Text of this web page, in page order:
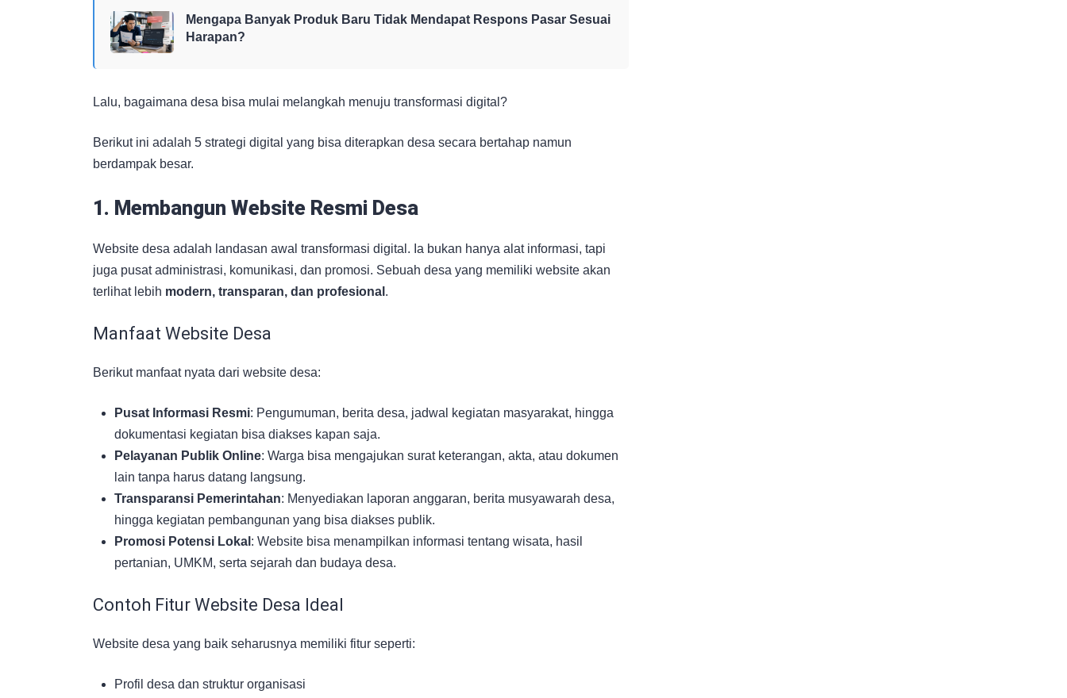
Mengapa Banyak Produk Baru Tidak Mendapat Respons Pasar Sesuai
Harapan?
Lalu, bagaimana desa bisa mulai melangkah menuju transformasi digital?
Berikut ini adalah 5 strategi digital yang bisa diterapkan desa secara bertahap namun
berdampak besar.
1. Membangun Website Resmi Desa
Website desa adalah landasan awal transformasi digital. Ia bukan hanya alat informasi, tapi
juga pusat administrasi, komunikasi, dan promosi. Sebuah desa yang memiliki website akan
terlihat lebih modern, transparan, dan profesional .
Manfaat Website Desa
Berikut manfaat nyata dari website desa:
Pusat Informasi Resmi: Pengumuman, berita desa, jadwal kegiatan masyarakat, hingga
dokumentasi kegiatan bisa diakses kapan saja.
Pelayanan Publik Online: Warga bisa mengajukan surat keterangan, akta, atau dokumen
lain tanpa harus datang langsung.
Transparansi Pemerintahan: Menyediakan laporan anggaran, berita musyawarah desa,
hingga kegiatan pembangunan yang bisa diakses publik.
Promosi Potensi Lokal : Website bisa menampilkan informasi tentang wisata, hasil
pertanian, UMKM, serta sejarah dan budaya desa.
Contoh Fitur Website Desa Ideal
Website desa yang baik seharusnya memiliki fitur seperti:
Profil desa dan struktur organisasi